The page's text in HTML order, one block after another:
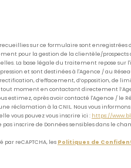
sur ce formulaire sont
pour la gestion de la clientèle/prospects
La base légale du traitement repose sur
et sont destinées à l'Agence / au
rectification, d’effacement, d’opposition, de
moment en contactant directement
estimez, après avoir contacté l'Agence / le
réclamation à la CNIL. Nous vous
vous pouvez vous inscrire ici : https://
pas inscrire de Données sensibles dans le
par reCAPTCHA, les Politiques de